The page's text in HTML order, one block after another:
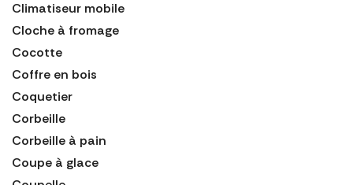
Climatiseur mobile
Cloche à fromage
Cocotte
Coffre en bois
Coquetier
Corbeille
Corbeille à pain
Coupe à glace